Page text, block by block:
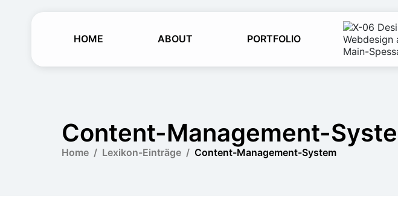
HOME ABOUT PORTFOLIO
Content-Management-
Home Lexikon-Einträge Content-Management-System